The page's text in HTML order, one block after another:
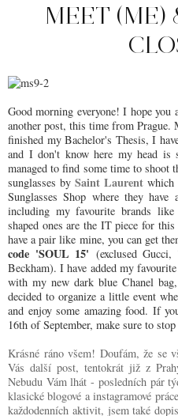
MEET (ME)
Good morning everyone! I hope
another post, this time from Prague.
finished my Bachelor's Thesis, I
and I don't know here my head is
managed to find some time to
sunglasses bySaint Laurent which
Sunglasses Shop where they have
including my favourite brands
shaped ones are the IT piece for
have a pair like mine, you can get
code 'SOUL 15' (exclused
Beckham). I have added my
with my new dark blue Chanel
decided to organize a little event
and enjoy some amazing food. If
16th of September, make sure to
Krásné ráno všem! Doufám, že se
Vás další post, tentokrát již z
Nebudu Vám lhát - posledních pár
klasické blogové a instagramové
každodenních aktivit, jsem také